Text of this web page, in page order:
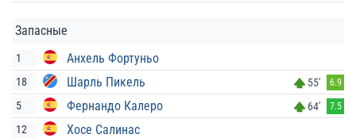
Запасные
1 Анхель Фортуньо
18 Шарль Пикель 55' 6.9
5 Фернандо Калеро 64' 7.5
12 Хосе Салинас